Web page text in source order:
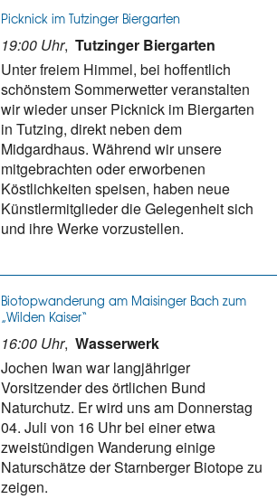
Picknick im Tutzinger Biergarten
19:00 Uhr, Tutzinger Biergarten
Unter freiem Himmel, bei hoffentlich
schönstem Sommerwetter veranstalten
wir wieder unser Picknick im Biergarten
in Tutzing, direkt neben dem
Midgardhaus. Während wir unsere
mitgebrachten oder erworbenen
Köstlichkeiten speisen, haben neue
Künstlermitglieder die Gelegenheit sich
und ihre Werke vorzustellen.
Biotopwanderung am Maisinger Bach zum
„Wilden Kaiser“
16:00 Uhr, Wasserwerk
Jochen Iwan war langjähriger
Vorsitzender des örtlichen Bund
Naturchutz. Er wird uns am Donnerstag
04. Juli von 16 Uhr bei einer etwa
zweistündigen Wanderung einige
Naturschätze der Starnberger Biotope zu
zeigen.